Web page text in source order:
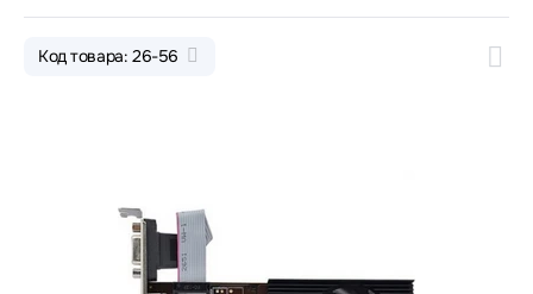
Код товара: 26-56